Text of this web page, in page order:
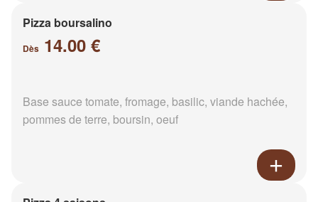
Pizza boursalino
Dès 14.00 €
Base sauce tomate, fromage, basilic, viande hachée,
pommes de terre, boursin, oeuf